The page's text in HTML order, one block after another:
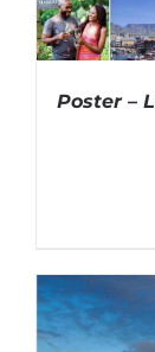
Poster –